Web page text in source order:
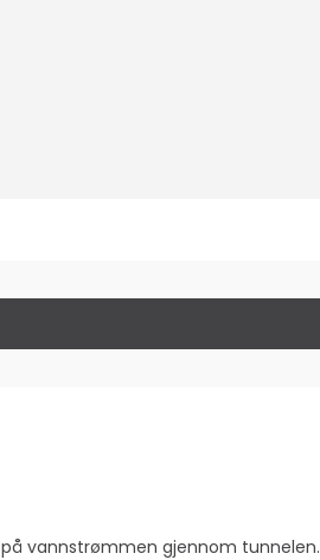
vannstrømmen gjennom tunnelen.